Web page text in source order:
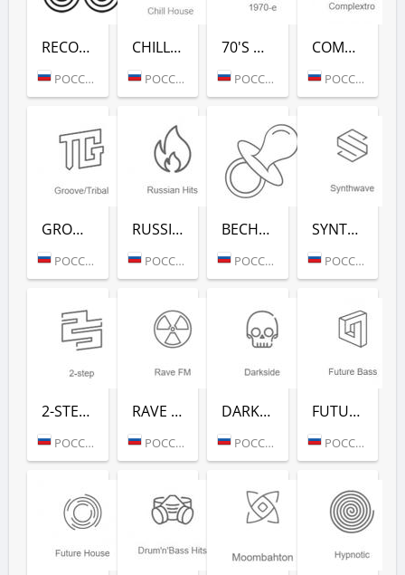
RECORD 80-Х (РАДИО РЕКОРД)
РОССИЯ (МОСКВА)
CHILL HOUSE (РАДИО РЕКОРД)
РОССИЯ (МОСКВА)
70'S DANCE (РАДИО РЕКОРД)
РОССИЯ (МОСКВА)
COMPLEXTRO (РАДИО РЕКОРД)
РОССИЯ (МОСКВА)
GROOVE/TRIBAL (РАДИО РЕКОРД)
РОССИЯ (МОСКВА)
RUSSIAN HITS (РАДИО РЕКОРД)
РОССИЯ (МОСКВА)
ВЕСНУШКА FM (РАДИО РЕКОРД)
РОССИЯ (МОСКВА)
SYNTHWAVE (РАДИО РЕКОРД)
РОССИЯ (МОСКВА)
2-STEP (РАДИО РЕКОРД)
РОССИЯ (МОСКВА)
RAVE FM (РАДИО РЕКОРД)
РОССИЯ (МОСКВА)
DARKSIDE (РАДИО РЕКОРД)
РОССИЯ (МОСКВА)
FUTURE BASS (РАДИО РЕКОРД)
РОССИЯ (МОСКВА)